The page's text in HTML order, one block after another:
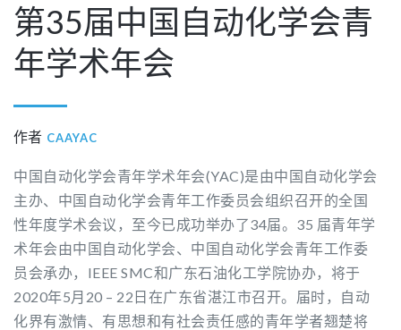
第35届中国自动化学会青
年学术年会
作者 CAAYAC
中国自动化学会青年学术年会(YAC)是由中国自动化学会
主办、中国自动化学会青年工作委员会组织召开的全国
性年度学术会议，至今已成功举办了34届。35 届青年学
术年会由中国自动化学会、中国自动化学会青年工作委
员会承办，IEEE SMC和广东石油化工学院协办，将于
2020年5月20 – 22日在广东省湛江市召开。届时，自动
化界有激情、有思想和有社会责任感的青年学者翘楚将